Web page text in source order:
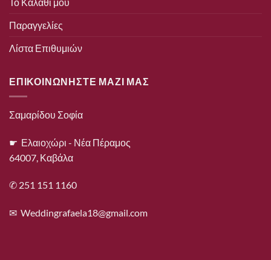
Το Καλάθι μου
Παραγγελίες
Λίστα Επιθυμιών
ΕΠΙΚΟΙΝΩΝΗΣΤΕ ΜΑΖΙ ΜΑΣ
Σαμαρίδου Σοφία
☛ Ελαιοχώρι - Νέα Πέραμος
64007, Καβάλα
✆ 251 151 1160
✉ Weddingrafaela18@gmail.com